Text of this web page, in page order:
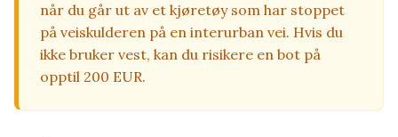
når du går ut av et kjøretøy som har stoppet
på veiskulderen på en interurban vei. Hvis du
ikke bruker vest, kan du risikere en bot på
opptil 200 EUR.